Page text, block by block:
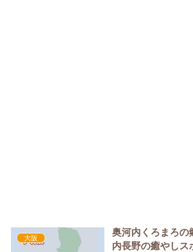
大阪
奥河内くろまろの
内長野の癒やしス